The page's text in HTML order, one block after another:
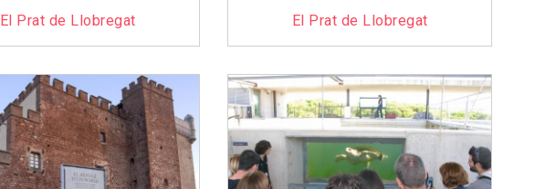
El Prat de Llobregat El Prat de Llobregat